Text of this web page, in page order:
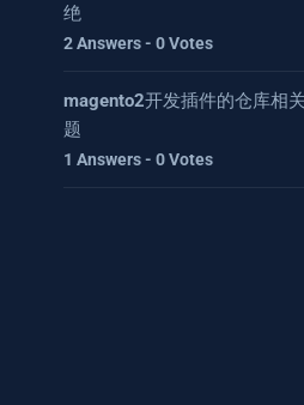
绝
2 Answers - 0 Votes
magento2开发插件的仓库相
题
1 Answers - 0 Votes